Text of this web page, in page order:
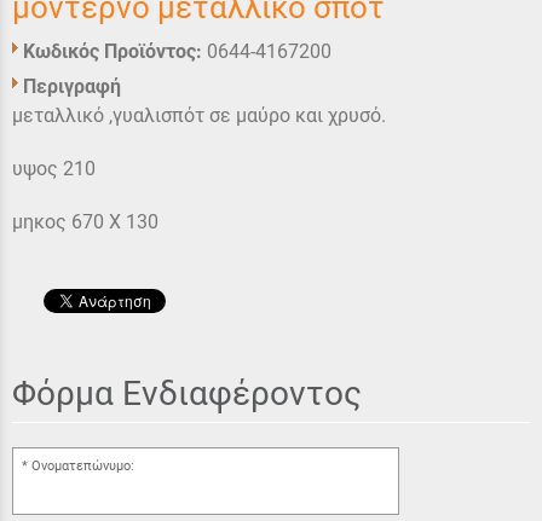
μοντέρνο μεταλλικο σπότ
Κωδικός Προϊόντος: 0644-4167200
Περιγραφή
μεταλλικό ,γυαλισπότ σε μαύρο και χρυσό.
υψος 210
μηκος 670 Χ 130
Φόρμα Ενδιαφέροντος
Ονοματεπώνυμο: